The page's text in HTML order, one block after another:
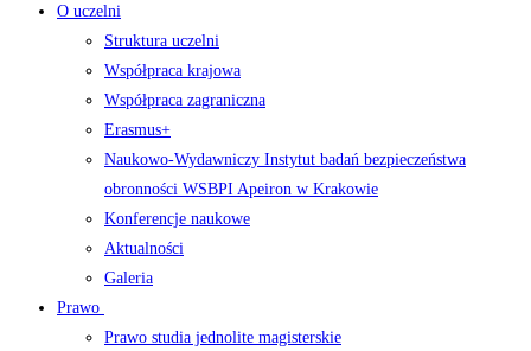
O uczelni
Struktura uczelni
Współpraca krajowa
Współpraca zagraniczna
Erasmus+
Naukowo-Wydawniczy Instytut badań bezpieczeństwa
obronności WSBPI Apeiron w Krakowie
Konferencje naukowe
Aktualności
Galeria
Prawo
Prawo studia jednolite magisterskie